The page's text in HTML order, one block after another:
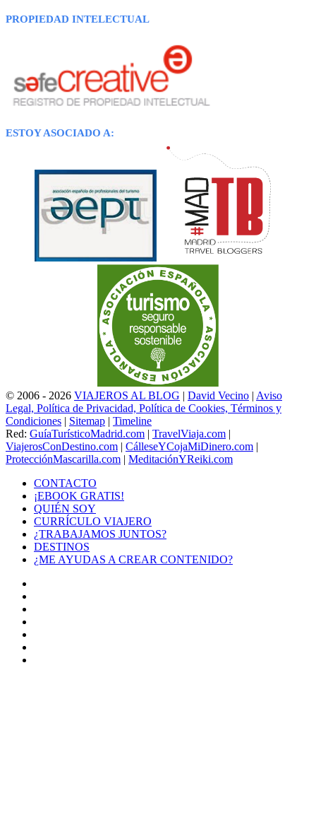
PROPIEDAD INTELECTUAL
ESTOY ASOCIADO A:
© 2006 - 2026 VIAJEROS AL BLOG | David Vecino | Aviso
Legal, Política de Privacidad, Política de Cookies, Términos y
Condiciones | Sitemap | Timeline
Red: GuíaTurísticoMadrid.com | TravelViaja.com |
ViajerosConDestino.com | CálleseYCojaMiDinero.com |
ProtecciónMascarilla.com | MeditaciónYReiki.com
CONTACTO
¡EBOOK GRATIS!
QUIÉN SOY
CURRÍCULO VIAJERO
¿TRABAJAMOS JUNTOS?
DESTINOS
¿ME AYUDAS A CREAR CONTENIDO?